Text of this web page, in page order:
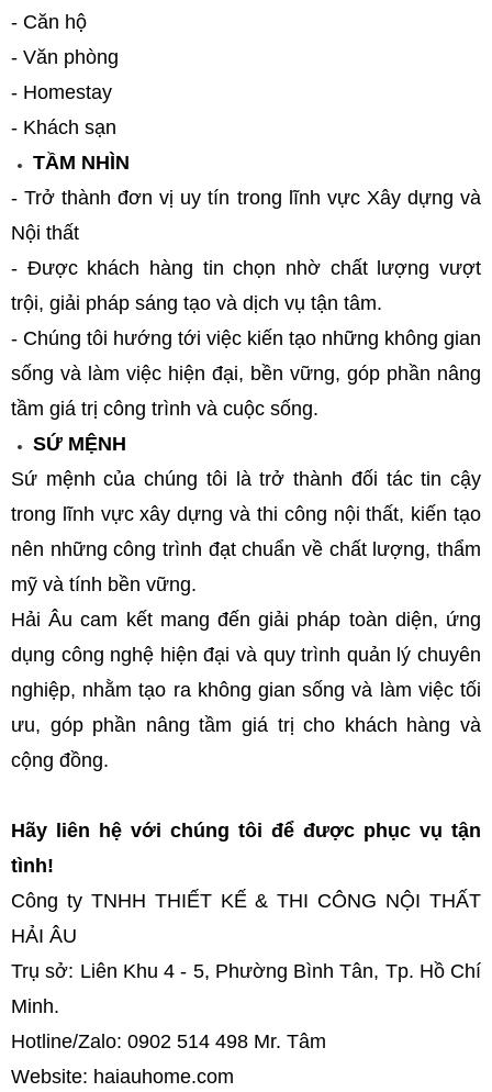
- Căn hộ
- Văn phòng
- Homestay
- Khách sạn
TẦM NHÌN
- Trở thành đơn vị uy tín trong lĩnh vực Xây dựng và
Nội thất
- Được khách hàng tin chọn nhờ chất lượng vượt
trội, giải pháp sáng tạo và dịch vụ tận tâm.
- Chúng tôi hướng tới việc kiến tạo những không gian
sống và làm việc hiện đại, bền vững, góp phần nâng
tầm giá trị công trình và cuộc sống.
SỨ MỆNH
Sứ mệnh của chúng tôi là trở thành đối tác tin cậy
trong lĩnh vực xây dựng và thi công nội thất, kiến tạo
nên những công trình đạt chuẩn về chất lượng, thẩm
mỹ và tính bền vững.
Hải Âu cam kết mang đến giải pháp toàn diện, ứng
dụng công nghệ hiện đại và quy trình quản lý chuyên
nghiệp, nhằm tạo ra không gian sống và làm việc tối
ưu, góp phần nâng tầm giá trị cho khách hàng và
cộng đồng.
Hãy liên hệ với chúng tôi để được phục vụ tận
tình!
Công ty TNHH THIẾT KẾ & THI CÔNG NỘI THẤT
HẢI ÂU
Trụ sở: Liên Khu 4 - 5, Phường Bình Tân, Tp. Hồ Chí
Minh.
Hotline/Zalo: 0902 514 498 Mr. Tâm
Website: haiauhome.com